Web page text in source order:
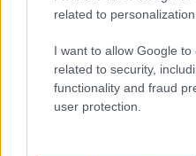
related to personalization.
I want to allow Google to
related to security,
functionality and fraud
user protection.